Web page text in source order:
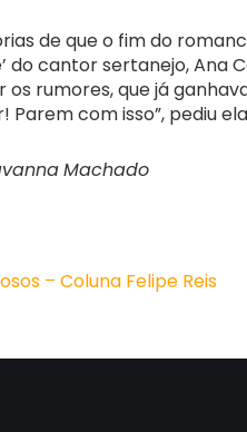
de que o fim do
do cantor sertanejo, Ana
rumores, que já
com isso”, pediu
Machado
– Coluna Felipe Reis